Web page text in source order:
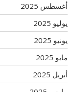
أغسطس 2025
يوليو 2025
يونيو 2025
مايو 2025
أبريل 2025